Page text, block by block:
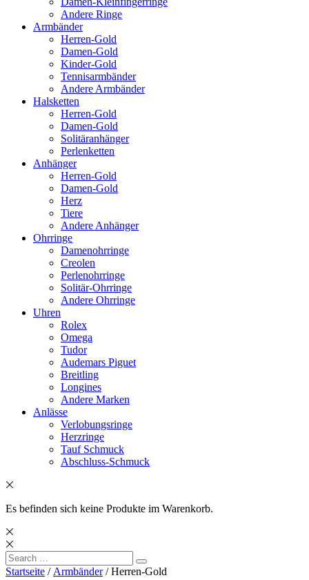
Andere Ringe
Armbänder
Herren-Gold
Damen-Gold
Kinder-Gold
Tennisarmbänder
Andere Armbänder
Halsketten
Herren-Gold
Damen-Gold
Solitäranhänger
Perlenketten
Anhänger
Herren-Gold
Damen-Gold
Herz
Tiere
Andere Anhänger
Ohrringe
Damenohrringe
Creolen
Perlenohrringe
Solitär-Ohrringe
Andere Ohrringe
Uhren
Rolex
Omega
Tudor
Audemars Piguet
Breitling
Longines
Andere Marken
Anlässe
Verlobungsringe
Herzringe
Tauf Schmuck
Abschluss-Schmuck
Es befinden sich keine Produkte im Warenkorb.
Search
for:
Search
Startseite / Armbänder/ Herren-Gold